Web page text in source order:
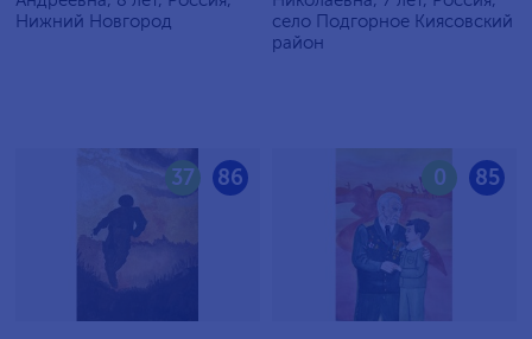
Нижний Новгород
село Подгорное Киясовский
район
86
37 85
0